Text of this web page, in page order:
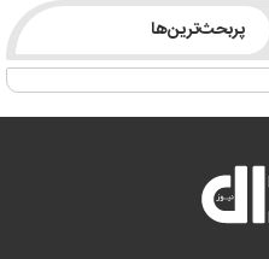
پربحث‌ترین‌ها